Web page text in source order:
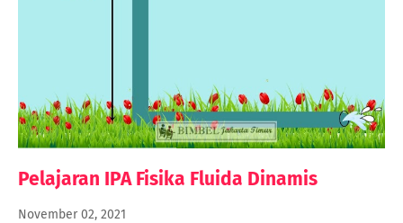
Pelajaran IPA Fisika Fluida Dinamis
November 02, 2021